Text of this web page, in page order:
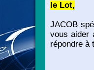
le Lot,
JACOB
vous aider
répondre à